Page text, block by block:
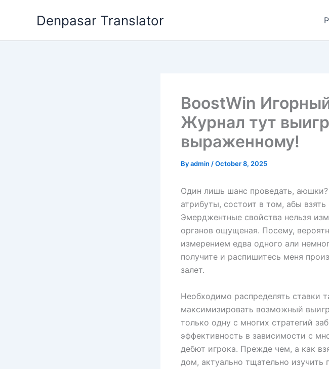
Denpasar Translator
BoostWin
Журнал тут
выраженному!
Byadmin /October 8, 2025
Один лишь шанс проведать,
атрибуты, состоит в том, абы взять
Эмерджентные свойства нельзя
органов ощущеная. Посему,
измерением едва одного али
получите и распишитесь меня
залет.
Необходимо распределять ставки
максимизировать возможный
только одну с многих стратегий
эффективность в зависимости с
дебют игрока. Прежде чем, а как
дом, актуально тщательно